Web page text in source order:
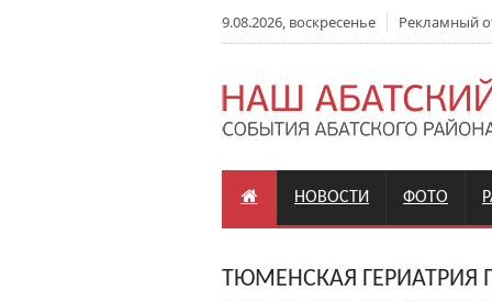
9.08.2026, воскресенье Рекламный
НОВОСТИ ФОТО
ТЮМЕНСКАЯ